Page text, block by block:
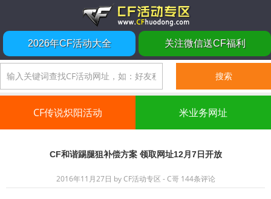
2026年CF活动大全 关注微信送CF福利
CF传说炽阳活动 米业务网址
CF和谐踢腿狙补偿方案 领取网址12月7日开放
2016年11月27日 byCF活动专区 - C哥 144条评论